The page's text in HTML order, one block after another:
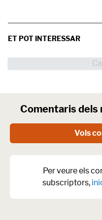
ET POT INTERESSAR
Comentaris
Vols
Per veure els
subscriptors,